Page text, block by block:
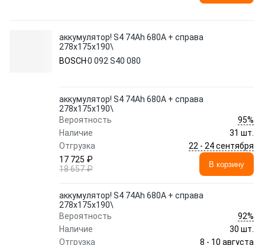
аккумулятор! S4 74Ah 680A + справа
278x175x190\
BOSCH 0 092 S40 080
аккумулятор! S4 74Ah 680A + справа
278x175x190\
Вероятность
95%
Наличие
31 шт.
Отгрузка
22 - 24 сентября
17 725 ₽
18 657 ₽
В корзину
аккумулятор! S4 74Ah 680A + справа
278x175x190\
Вероятность
92%
Наличие
30 шт.
Отгрузка
8 - 10 августа